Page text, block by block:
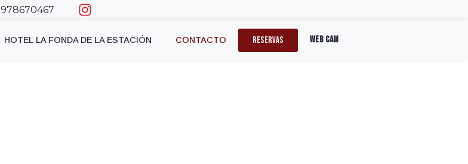
978670467
HOTEL LA FONDA DE LA ESTACIÓN CONTACTO RESERVAS Web Cam